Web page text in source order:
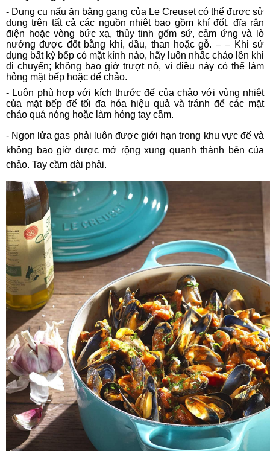
- Dụng cụ nấu ăn bằng gang của Le Creuset có thể được sử
dụng trên tất cả các nguồn nhiệt bao gồm khí đốt, đĩa rắn
điện hoặc vòng bức xạ, thủy tinh gốm sứ, cảm ứng và lò
nướng được đốt bằng khí, dầu, than hoặc gỗ. – – Khi sử
dụng bất kỳ bếp có mặt kính nào, hãy luôn nhấc chảo lên khi
di chuyển; không bao giờ trượt nó, vì điều này có thể làm
hỏng mặt bếp hoặc đế chảo.
- Luôn phù hợp với kích thước đế của chảo với vùng nhiệt
của mặt bếp để tối đa hóa hiệu quả và tránh để các mặt
chảo quá nóng hoặc làm hỏng tay cầm.
- Ngọn lửa gas phải luôn được giới hạn trong khu vực đế và
không bao giờ được mở rộng xung quanh thành bên của
chảo. Tay cầm dài phải.